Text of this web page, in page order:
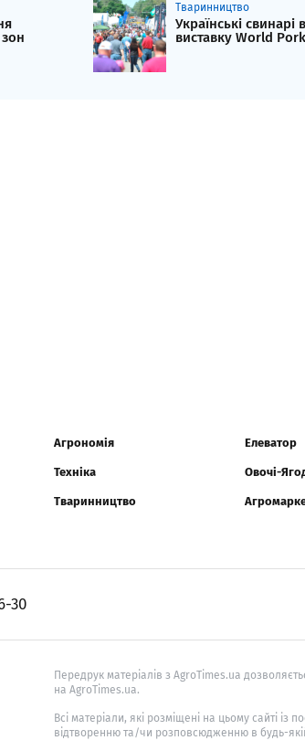
Тваринництво
Українські свинарі
виставку World
Агрономія
Техніка
Тваринництво
Елеватор
Овочі-
30
Передрук матеріалів з AgroTimes.ua
на AgroTimes.ua.
Всі матеріали, які розміщені на цьому сайті
відтворенню та/чи розповсюдженню в будь-